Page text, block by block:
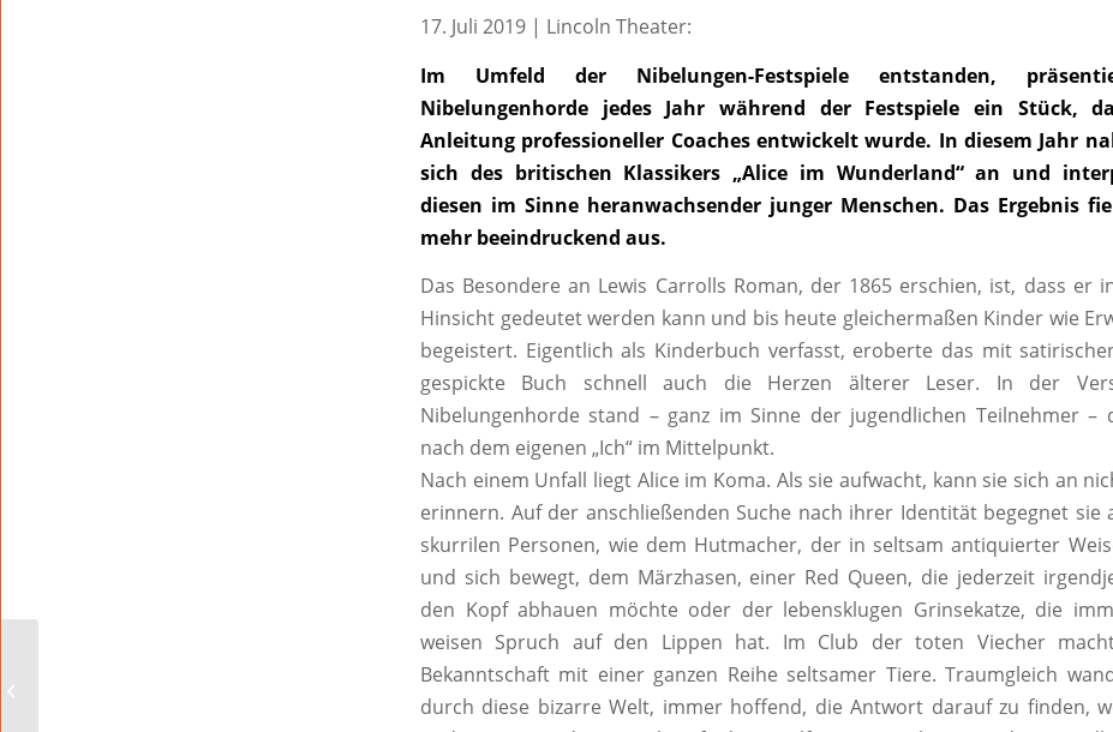
17. Juli 2019 | Lincoln Theater:
Im Umfeld der Nibelungen-Festspiele entstanden,
Nibelungenhorde jedes Jahr während der Festspiele ein Stück,
Anleitung professioneller Coaches entwickelt wurde. In diesem Jahr
sich des britischen Klassikers „Alice im Wunderland“ an und
diesen im Sinne heranwachsender junger Menschen. Das Ergebnis
mehr beeindruckend aus.
Das Besondere an Lewis Carrolls Roman, der 1865 erschien, ist, dass er
Hinsicht gedeutet werden kann und bis heute gleichermaßen Kinder wie
begeistert. Eigentlich als Kinderbuch verfasst, eroberte das mit
gespickte Buch schnell auch die Herzen älterer Leser. In der
Nibelungenhorde stand – ganz im Sinne der jugendlichen Teilnehmer –
nach dem eigenen „Ich“ im Mittelpunkt.
Nach einem Unfall liegt Alice im Koma. Als sie aufwacht, kann sie sich an
erinnern. Auf der anschließenden Suche nach ihrer Identität begegnet sie
skurrilen Personen, wie dem Hutmacher, der in seltsam antiquierter
und sich bewegt, dem Märzhasen, einer Red Queen, die jederzeit
den Kopf abhauen möchte oder der lebensklugen Grinsekatze, die
weisen Spruch auf den Lippen hat. Im Club der toten Viecher
Bekanntschaft mit einer ganzen Reihe seltsamer Tiere. Traumgleich
durch diese bizarre Welt, immer hoffend, die Antwort darauf zu finden,